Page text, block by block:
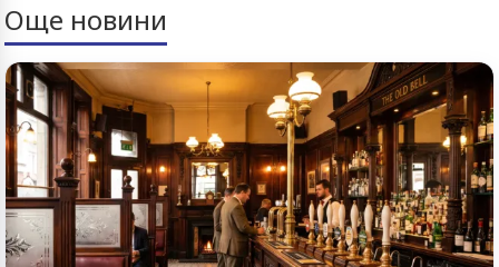
Още новини